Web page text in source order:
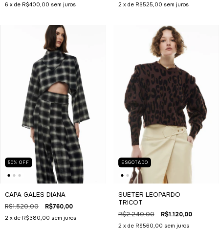
6 x de R$400,00 sem juros
2 x de R$525,00 sem juros
50% OFF
CAPA GALES DIANA
R$1.520,00 R$760,00
2 x de R$380,00 sem juros
ESGOTADO
SUETER LEOPARDO
TRICOT
R$2.240,00 R$1.120,00
2 x de R$560,00 sem juros